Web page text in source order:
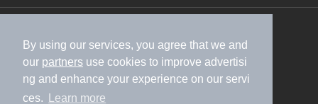
By using our services, you agree that we and
our partners use cookies to improve advertisi
ng and enhance your experience on our servi
ces.
Learn more
加盟店募集（資料請求）
広告出稿のご案内
利用規約
ライフスタイルMEMBERS+規約
特定商取引法に基づく表記
ヘルプ
採用情報